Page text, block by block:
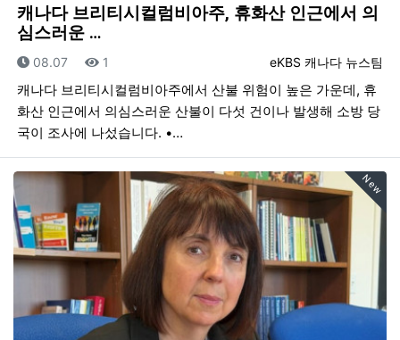
캐나다 브리티시컬럼비아주, 휴화산 인근에서 의
심스러운 …
등록자
eKBS 캐나다 뉴스팀
등록일
08.07 조회
1
캐나다 브리티시컬럼비아주에서 산불 위험이 높은 가운데, 휴
화산 인근에서 의심스러운 산불이 다섯 건이나 발생해 소방 당
국이 조사에 나섰습니다. •…
New